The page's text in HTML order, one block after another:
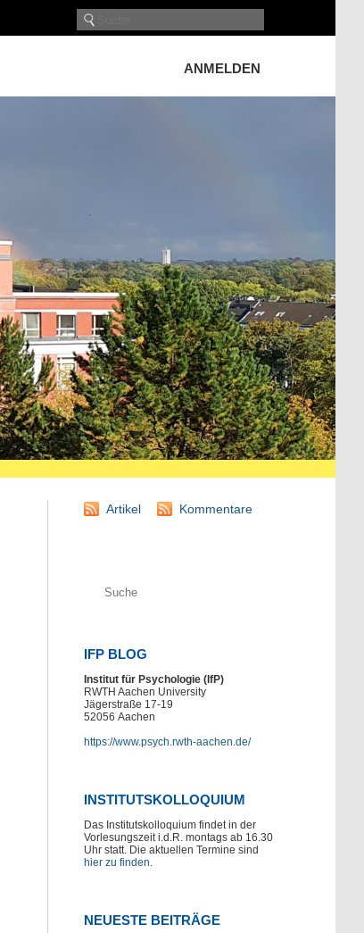
ANMELDEN
Artikel Kommentare
IFP BLOG
Institut für Psychologie (IfP)
RWTH Aachen University
Jägerstraße 17-19
52056 Aachen
https://www.psych.rwth-aachen.de/
INSTITUTSKOLLOQUIUM
Das Institutskolloquium findet in der
Vorlesungszeit i.d.R. montags ab 16.30
Uhr statt. Die aktuellen Termine sind
hier zu finden.
NEUESTE BEITRÄGE